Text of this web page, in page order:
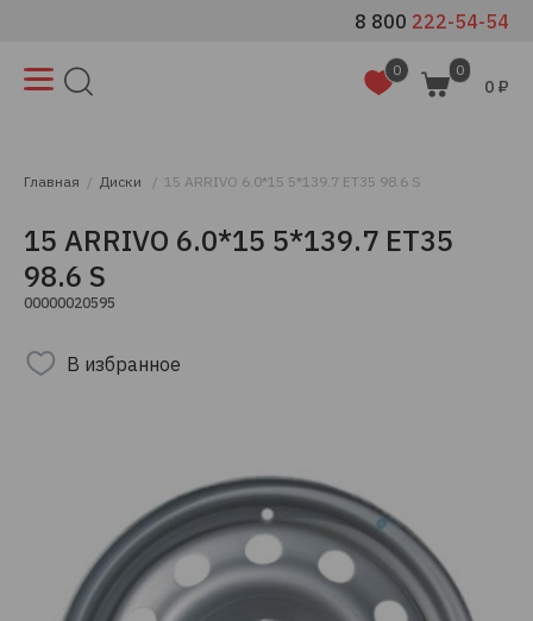
8 800 222-54-54
0 0
0 ₽
Главная Диски 15 ARRIVO 6.0*15 5*139.7 ЕТ35 98.6 S
15 ARRIVO 6.0*15 5*139.7 ЕТ35
98.6 S
00000020595
В избранное